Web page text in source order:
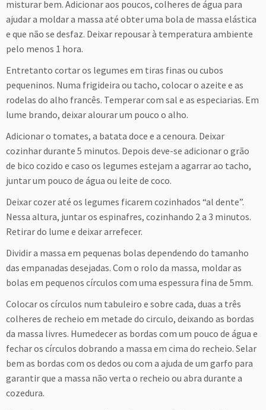
misturar bem. Adicionar aos poucos, colheres de água para
ajudar a moldar a massa até obter uma bola de massa elástica
e que não se desfaz. Deixar repousar à temperatura ambiente
pelo menos 1 hora.
Entretanto cortar os legumes em tiras finas ou cubos
pequeninos. Numa frigideira ou tacho, colocar o azeite e as
rodelas do alho francês. Temperar com sal e as especiarias. Em
lume brando, deixar alourar um pouco o alho.
Adicionar o tomates, a batata doce e a cenoura. Deixar
cozinhar durante 5 minutos. Depois deve-se adicionar o grão
de bico cozido e caso os legumes estejam a agarrar ao tacho,
juntar um pouco de água ou leite de coco.
Deixar cozer até os legumes ficarem cozinhados “al dente”.
Nessa altura, juntar os espinafres, cozinhando 2 a 3 minutos.
Retirar do lume e deixar arrefecer.
Dividir a massa em pequenas bolas dependendo do tamanho
das empanadas desejadas. Com o rolo da massa, moldar as
bolas em pequenos círculos com uma espessura fina de 5mm.
Colocar os círculos num tabuleiro e sobre cada, duas a três
colheres de recheio em metade do circulo, deixando as bordas
da massa livres. Humedecer as bordas com um pouco de água e
fechar os círculos dobrando a massa em cima do recheio. Selar
bem as bordas com os dedos ou com a ajuda de um garfo para
garantir que a massa não verta o recheio ou abra durante a
cozedura.